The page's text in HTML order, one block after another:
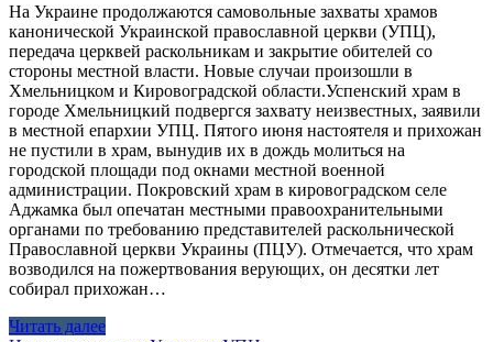
На Украине продолжаются самовольные захваты храмов
канонической Украинской православной церкви (УПЦ),
передача церквей раскольникам и закрытие обителей со
стороны местной власти. Новые случаи произошли в
Хмельницком и Кировоградской области.Успенский храм в
городе Хмельницкий подвергся захвату неизвестных, заявили
в местной епархии УПЦ. Пятого июня настоятеля и прихожан
не пустили в храм, вынудив их в дождь молиться на
городской площади под окнами местной военной
администрации. Покровский храм в кировоградском селе
Аджамка был опечатан местными правоохранительными
органами по требованию представителей раскольнической
Православной церкви Украины (ПЦУ). Отмечается, что храм
возводился на пожертвования верующих, он десятки лет
собирал прихожан…
Читать далее